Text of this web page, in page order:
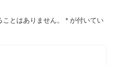
とはありません。 * が付いてい